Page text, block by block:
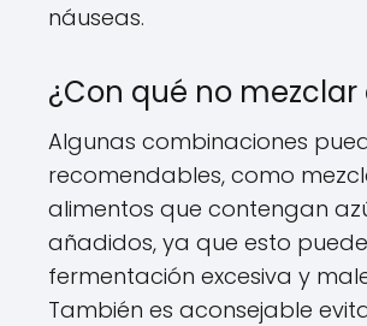
náuseas.
¿Con qué no mezclar
Algunas combinaciones
recomendables, como
alimentos que contengan
añadidos, ya que esto
fermentación excesiva y
También es aconsejable